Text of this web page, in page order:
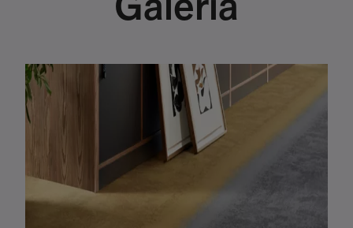
Galería